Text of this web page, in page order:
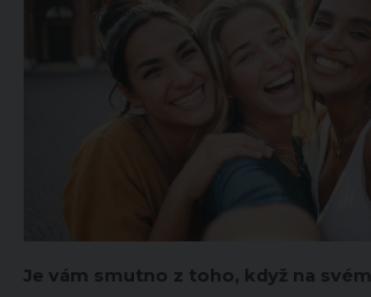
Je vám smutno z toho, když na svém